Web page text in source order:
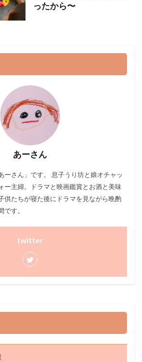
ったから〜
あーさん
ーさん」です。 息子うり坊と娘オチャッ
ー主婦。ドラマと映画鑑賞とお酒と美味
供たちが寝た後にドラマを見ながら晩酌
す。
twitter